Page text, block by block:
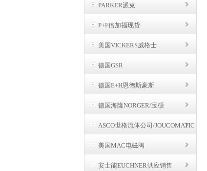
PARKER派克
P+F倍加福现货
美国VICKERS威格士
德国GSR
德国E+H恩德斯豪斯
德国海隆NORGER/宝硕
BUSCHJOST
ASCO世格流体公司/JOUCOMATIC
美国MAC电磁阀
安士能EUCHNER供应销售